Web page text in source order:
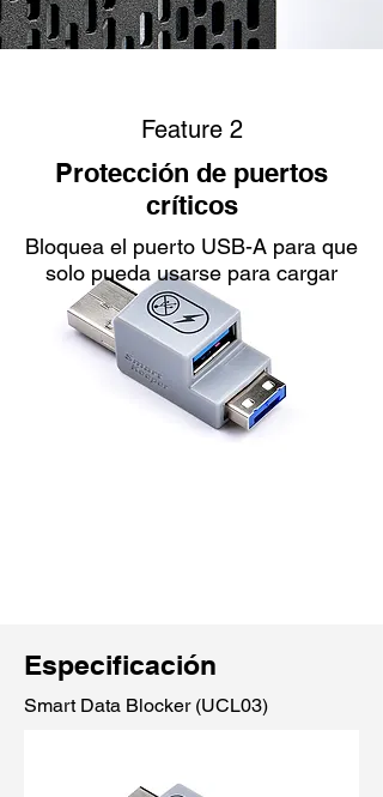
Feature 2
Protección de puertos
críticos
Bloquea el puerto USB-A para que
solo pueda usarse para cargar
Especificación
Smart Data Blocker (UCL03)